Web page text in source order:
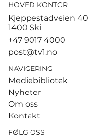
God
Hamburg
HOVED KONTOR
Kjeppestadveien 40
1400 Ski
+47 9017 4000
post@tv1.no
NAVIGERING
Mediebibliotek
Nyheter
Om oss
Kontakt
FØLG OSS